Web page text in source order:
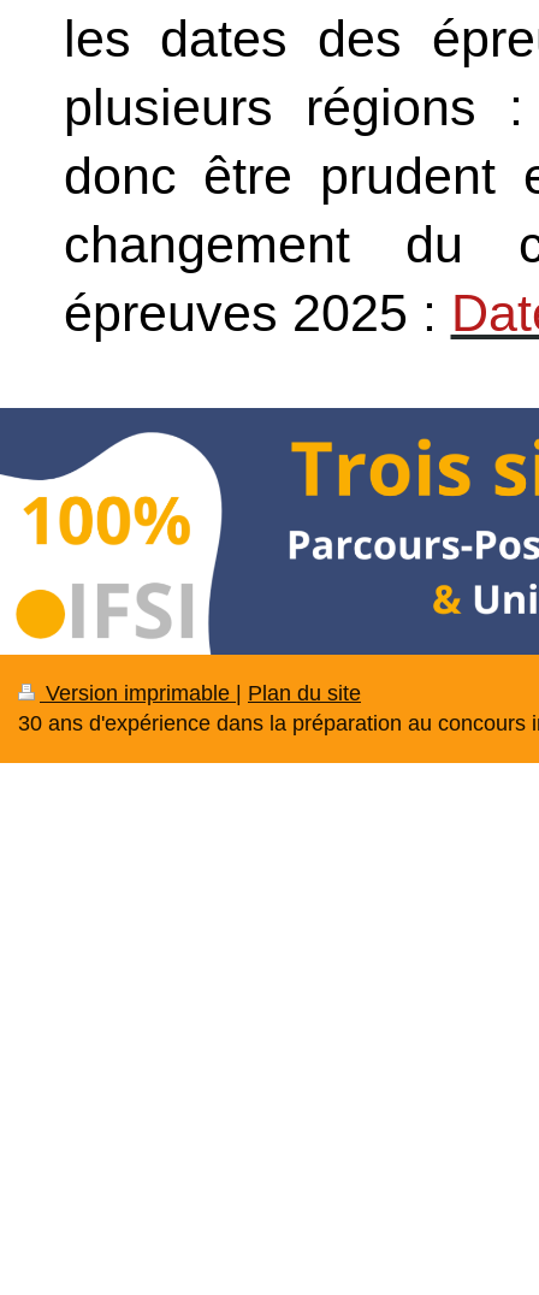
les dates des
plusieurs régions
donc être prudent
changement du
épreuves 2025 :
Version imprimable | Plan du site
30 ans d'expérience dans la préparation au concours